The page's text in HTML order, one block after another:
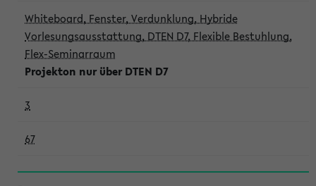
Whiteboard, Fenster, Verdunklung, Hybride
Vorlesungsausstattung, DTEN D7, Flexible Bestuhlung,
Flex-Seminarraum
Projekton nur über DTEN D7
3
67